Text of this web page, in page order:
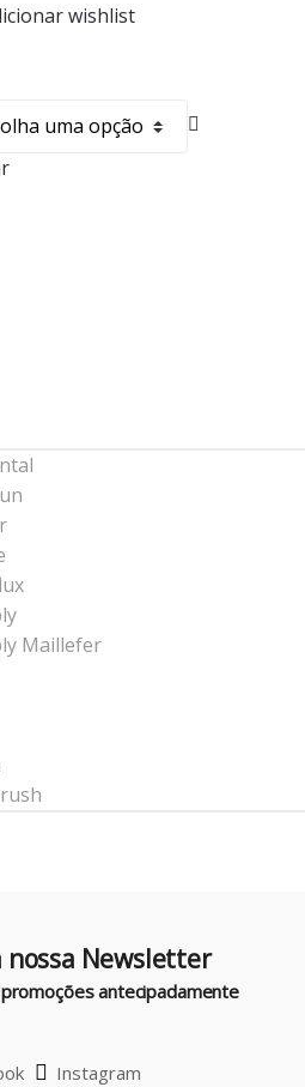
wishlist
nossa Newsletter
antecipadamente
Instagram